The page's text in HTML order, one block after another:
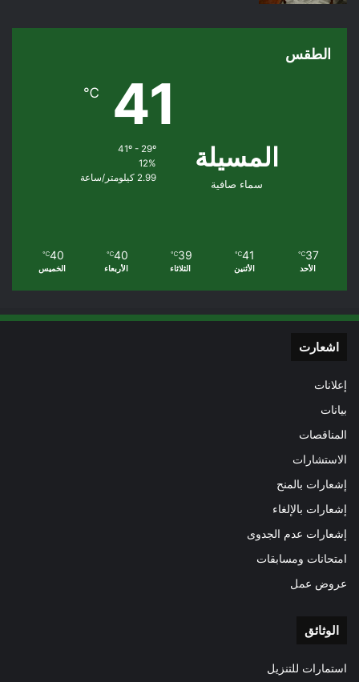
الطقس
المسيلة
سماء صافية
41
℃
12%
2.99 كيلومتر/ساعة
37
℃
الأحد
41
℃
الأثنين
39
℃
الثلاثاء
40
℃
الأربعاء
40
℃
الخميس
اشعارت
إعلانات
بيانات
المناقصات
الاستشارات
إشعارات بالمنح
إشعارات بالإلغاء
إشعارات عدم الجدوى
امتحانات ومسابقات
عروض عمل
الوثائق
استمارات للتنزيل